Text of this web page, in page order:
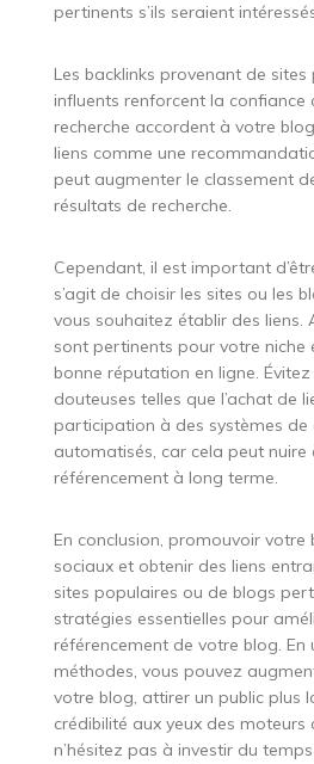
pertinents s’ils seraient
Les backlinks provenant de
influents renforcent la confiance
recherche accordent à votre
liens comme une
peut augmenter le classement
résultats de recherche.
Cependant, il est important
s’agit de choisir les sites ou les
vous souhaitez établir des liens.
sont pertinents pour votre niche
bonne réputation en ligne.
douteuses telles que l’achat de
participation à des systèmes de
automatisés, car cela peut nuire
référencement à long terme.
En conclusion, promouvoir votre
sociaux et obtenir des liens
sites populaires ou de blogs
stratégies essentielles pour
référencement de votre blog. En
méthodes, vous pouvez
votre blog, attirer un public plus
crédibilité aux yeux des moteurs
n’hésitez pas à investir du